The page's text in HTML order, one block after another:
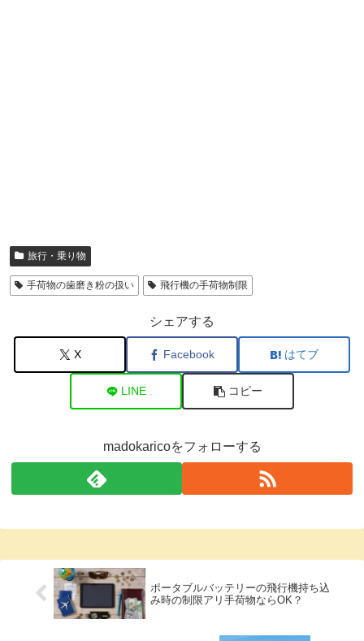
旅行・乗り物
手荷物の歯磨き粉の扱い 飛行機の手荷物制限
シェアする
X Facebook はてブ
LINE コピー
madokaricoをフォローする
ポータブルバッテリーの飛行機持ち込
み時の制限アリ手荷物ならOK？